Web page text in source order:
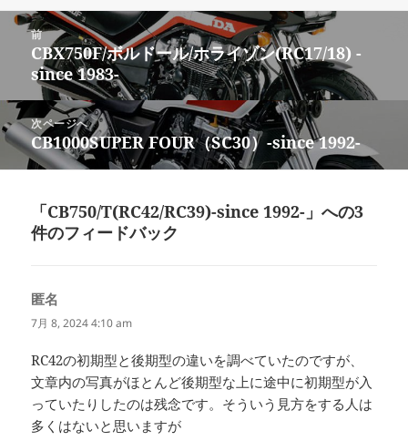
リ
ー
ゲ
ー
ョ
前
前
の
投
稿:
CBX750F/ボルドール/ホライゾン(RC17/18) -
since 1983-
次ページへ
次
の
稿:
CB1000SUPER FOUR（SC30）-since 1992-
「CB750/T(RC42/RC39)-since 1992-」への3
件のフィードバック
匿名
り:
7月 8, 2024 4:10 am
RC42の初期型と後期型の違いを調べていたのですが、
文章内の写真がほとんど後期型な上に途中に初期型が入
っていたりしたのは残念です。そういう見方をする人は
多くはないと思いますが